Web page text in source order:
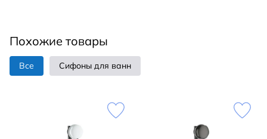
патентованное термо-крепление муфты тросика,
винтовое соединение. Перелив 60 л/ мин.
Похожие товары
Все Сифоны для ванн